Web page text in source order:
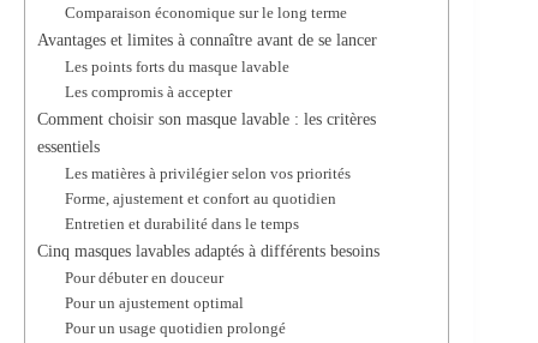
Comparaison économique sur le long terme
Avantages et limites à connaître avant de se lancer
Les points forts du masque lavable
Les compromis à accepter
Comment choisir son masque lavable : les critères
essentiels
Les matières à privilégier selon vos priorités
Forme, ajustement et confort au quotidien
Entretien et durabilité dans le temps
Cinq masques lavables adaptés à différents besoins
Pour débuter en douceur
Pour un ajustement optimal
Pour un usage quotidien prolongé